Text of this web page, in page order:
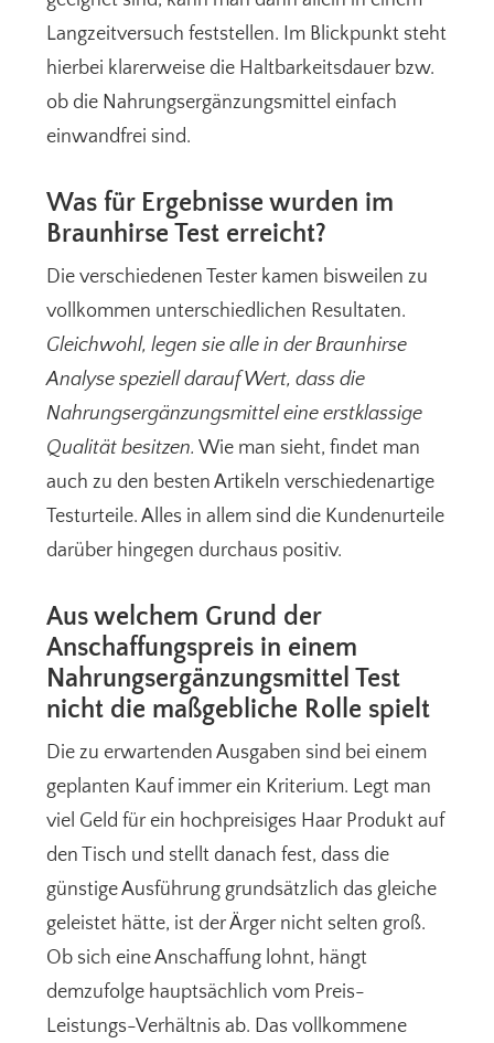
Langzeitversuch feststellen. Im Blickpunkt steht
hierbei klarerweise die Haltbarkeitsdauer bzw.
ob die Nahrungsergänzungsmittel einfach
einwandfrei sind.
Was für Ergebnisse wurden im
Braunhirse Test erreicht?
Die verschiedenen Tester kamen bisweilen zu
vollkommen unterschiedlichen Resultaten.
Gleichwohl, legen sie alle in der Braunhirse
Analyse speziell darauf Wert, dass die
Nahrungsergänzungsmittel eine erstklassige
Qualität besitzen. Wie man sieht, findet man
auch zu den besten Artikeln verschiedenartige
Testurteile. Alles in allem sind die Kundenurteile
darüber hingegen durchaus positiv.
Aus welchem Grund der
Anschaffungspreis in einem
Nahrungsergänzungsmittel Test
nicht die maßgebliche Rolle spielt
Die zu erwartenden Ausgaben sind bei einem
geplanten Kauf immer ein Kriterium. Legt man
viel Geld für ein hochpreisiges Haar Produkt auf
den Tisch und stellt danach fest, dass die
günstige Ausführung grundsätzlich das gleiche
geleistet hätte, ist der Ärger nicht selten groß.
Ob sich eine Anschaffung lohnt, hängt
demzufolge hauptsächlich vom Preis-
Leistungs-Verhältnis ab. Das vollkommene